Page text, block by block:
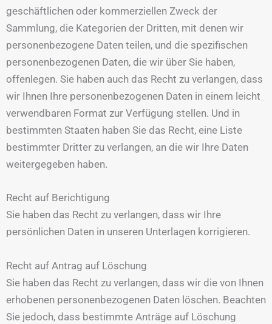
geschäftlichen oder kommerziellen Zweck der
Sammlung, die Kategorien der Dritten, mit denen wir
personenbezogene Daten teilen, und die spezifischen
personenbezogenen Daten, die wir über Sie haben,
offenlegen. Sie haben auch das Recht zu verlangen, dass
wir Ihnen Ihre personenbezogenen Daten in einem leicht
verwendbaren Format zur Verfügung stellen. Und in
bestimmten Staaten haben Sie das Recht, eine Liste
bestimmter Dritter zu verlangen, an die wir Ihre Daten
weitergegeben haben.
Recht auf Berichtigung
Sie haben das Recht zu verlangen, dass wir Ihre
persönlichen Daten in unseren Unterlagen korrigieren.
Recht auf Antrag auf Löschung
Sie haben das Recht zu verlangen, dass wir die von Ihnen
erhobenen personenbezogenen Daten löschen. Beachten
Sie jedoch, dass bestimmte Anträge auf Löschung